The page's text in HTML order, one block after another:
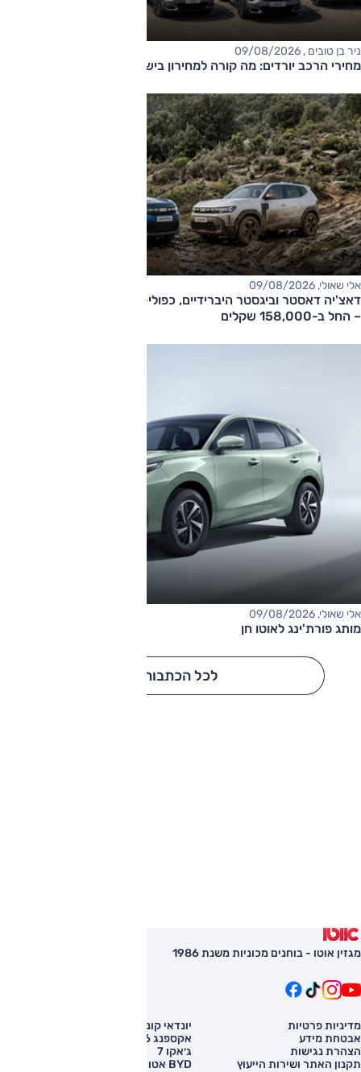
ניר בן טובים , 09/08/2026
מחירי הרכב יורדים: מה קורה למחירון בישראל?
אלי שאולי, 09/08/2026
דאצ'יה דאסטר וביגסטר היברידיים, כפולי-הנעה עם תיבה אוטומטית
– החל ב-158,000 שקלים
אלי שאולי, 09/08/2026
מותג פורת'ינג לאוטו חן
לכל הכתבות
מגזין אוטו - בוחנים מכוניות משנת 1986
מדיניות פרטיות
אבטחת מידע
הצהרת נגישות
תקנון האתר ושירות הייעוץ
יונדאי קונה
אקספנג G6
ג׳אקו 7
BYD אטו 3